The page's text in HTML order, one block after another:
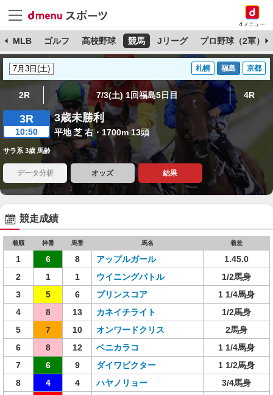
dメニュー
MLB ゴルフ 高校野球 競馬 Jリーグ プロ野球（2軍）
札幌 福島 京都
2R 7/3(土) 1回福島5日目 4R
3R
10:50
3歳未勝利
平地 芝 右・1700m 13頭
サラ系 3歳 馬齢
データ分析 オッズ 結果
競走成績
着順 枠番 馬番 馬名 着差
1 6 8 アップルガール
1.45.0
2
1 1 ウイニングバトル
1/2馬身
3
5 6 プリンスコア
1 1/4馬身
4
8 13 カネイチライト
1/2馬身
5
7 10 オンワードクリス
2馬身
6
8 12 ベニカラコ
1 1/4馬身
7
6 9 ダイワビクター
1 1/2馬身
8
4 4 ハヤノリョー
3/4馬身